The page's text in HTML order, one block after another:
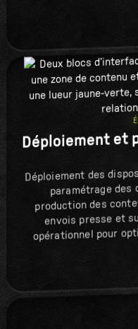
Déploiement et
Déploiement des
paramétrage
production des
envois presse et
opérationnel pour